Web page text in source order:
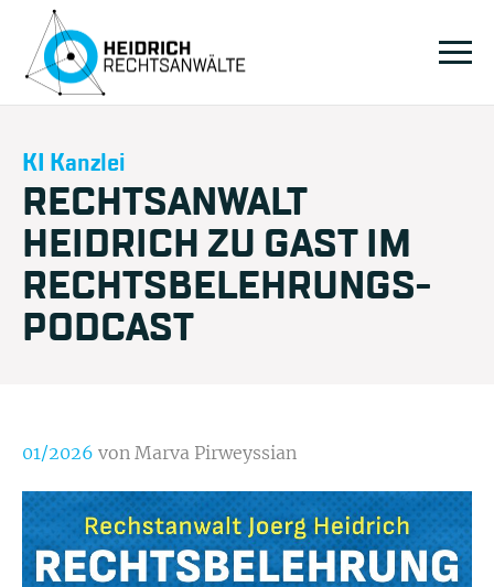
KI Kanzlei
RECHTSANWALT
HEIDRICH ZU GAST IM
RECHTSBELEHRUNGS-
PODCAST
01/2026 von Marva Pirweyssian